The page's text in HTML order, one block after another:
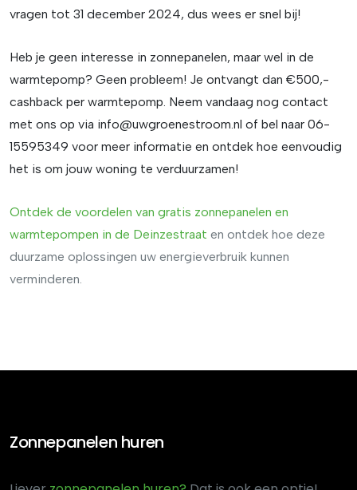
vragen tot 31 december 2024, dus wees er snel bij!
Heb je geen interesse in zonnepanelen, maar wel in de
warmtepomp? Geen probleem! Je ontvangt dan €500,-
cashback per warmtepomp. Neem vandaag nog contact
met ons op via info@uwgroenestroom.nl of bel naar 06-
15595349 voor meer informatie en ontdek hoe eenvoudig
het is om jouw woning te verduurzamen!
Ontdek de voordelen van gratis zonnepanelen en
warmtepompen in de Deinzestraat en ontdek hoe deze
duurzame oplossingen uw energieverbruik kunnen
verminderen.
Zonnepanelen huren